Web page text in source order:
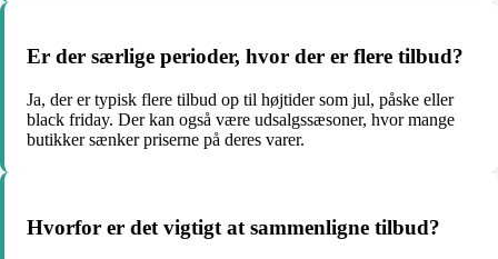
Er der særlige perioder, hvor der er flere tilbud?
Ja, der er typisk flere tilbud op til højtider som jul, påske eller
black friday. Der kan også være udsalgssæsoner, hvor mange
butikker sænker priserne på deres varer.
Hvorfor er det vigtigt at sammenligne tilbud?